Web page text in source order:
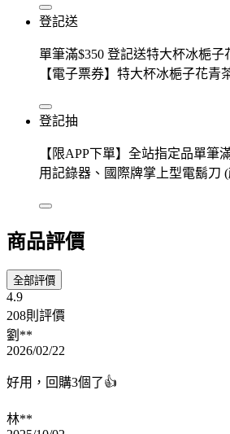
登記送
單筆滿$350 登記送特大杯冰梔子
【電子票券】特大杯冰梔子花青
登記抽
【限APP下單】全站指定品單筆
用記錄器、國際牌掌上型電鬍刀
商品評價
全部評價
4.9
208則評價
劉**
2026/02/22
好用，回購3個了👍
林**